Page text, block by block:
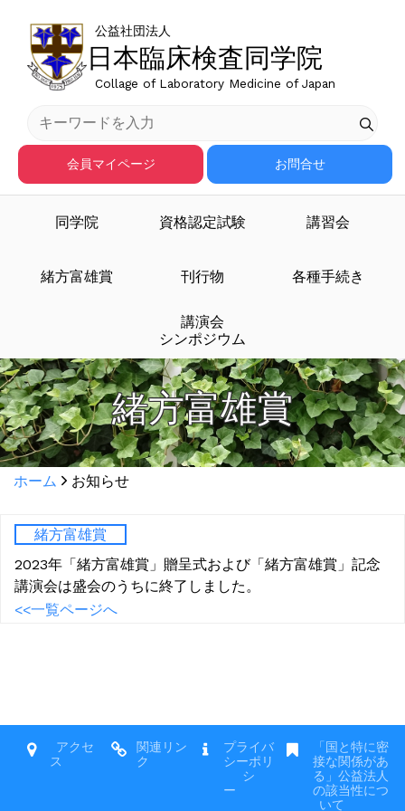
日本臨床検査同学院
公益社団法人
Collage of Laboratory Medicine of Japan
会員マイページ お問合せ
同学院 資格認定試験 講習会
緒方富雄賞 刊行物 各種手続き
講演会
シンポジウム
緒方富雄賞
ホーム お知らせ
緒方富雄賞
2023年「緒方富雄賞」贈呈式および「緒方富雄賞」記念
講演会は盛会のうちに終了しました。
<<一覧ページへ
アクセ
ス
関連リン
ク
プライバ
シーポリ
シ
ー
「国と特に密
接な関係があ
る」公益法人
の該当性につ
いて